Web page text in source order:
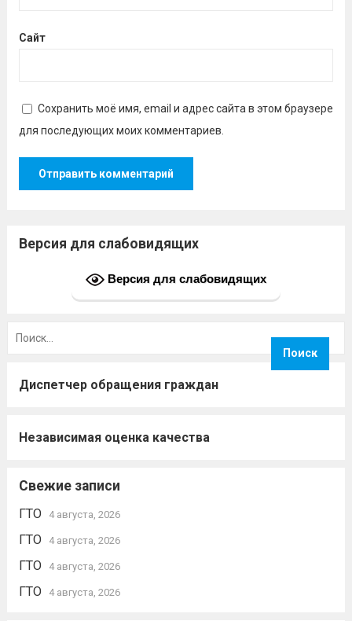
Сайт
Сохранить моё имя, email и адрес сайта в этом браузере
для последующих моих комментариев.
Версия для слабовидящих
Версия для слабовидящих
Диспетчер обращения граждан
Независимая оценка качества
Свежие записи
ГТО 4 августа, 2026
ГТО 4 августа, 2026
ГТО 4 августа, 2026
ГТО 4 августа, 2026